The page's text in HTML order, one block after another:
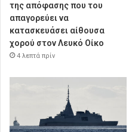
της απόφασης που του
απαγορεύει να
κατασκευάσει αίθουσα
χορού στον Λευκό Οίκο
4 λεπτά πρίν